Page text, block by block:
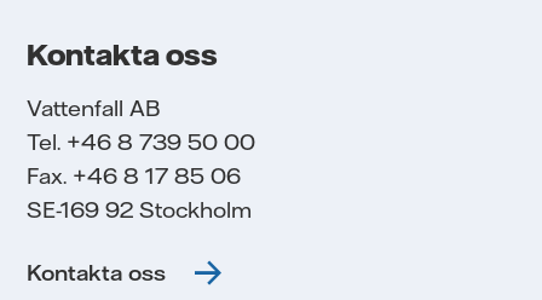
Kontakta oss
Vattenfall AB
Tel. +46 8 739 50 00
Fax. +46 8 17 85 06
SE-169 92 Stockholm
Kontakta oss